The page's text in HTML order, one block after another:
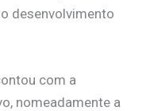
desenvolvimento
com a
nomeadamente a